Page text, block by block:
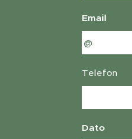
Email
Telefon
Dato